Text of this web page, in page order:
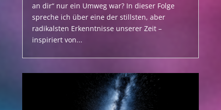
an dir“ nur ein Umweg war? In dieser Folge
spreche ich über eine der stillsten, aber
radikalsten Erkenntnisse unserer Zeit –
inspiriert von...